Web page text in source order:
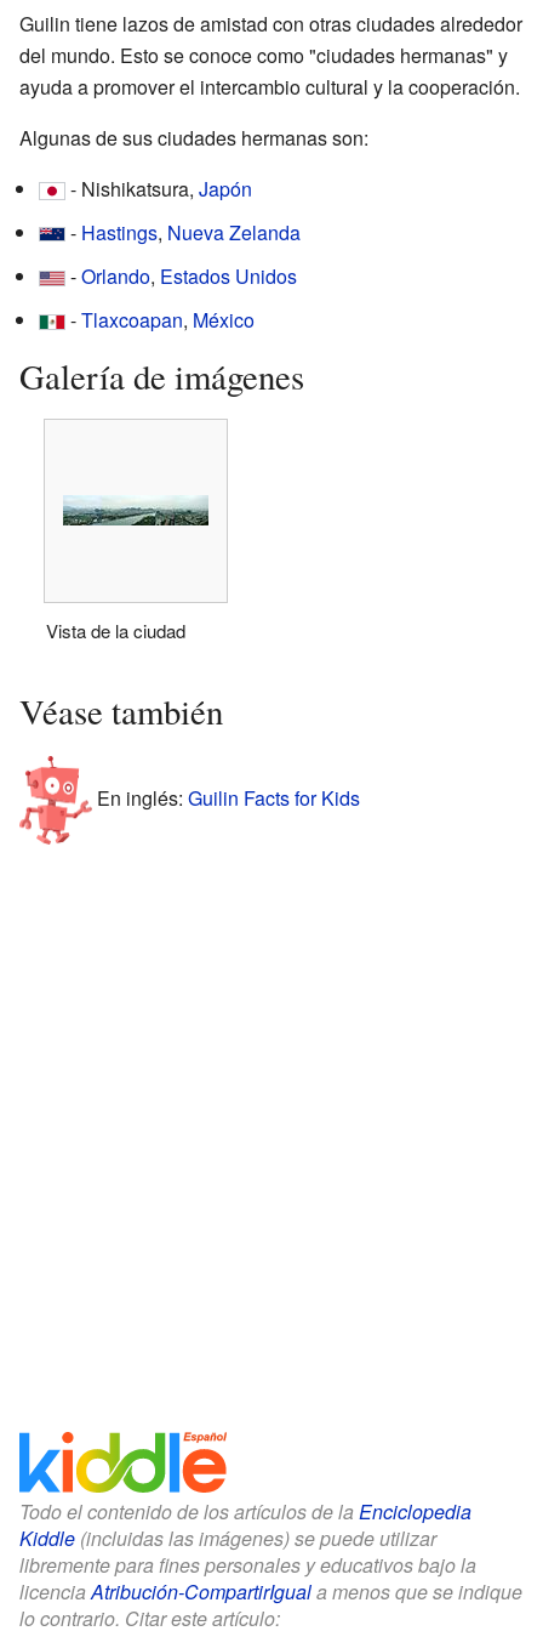
Guilin tiene lazos de amistad con otras ciudades alrededor
del mundo. Esto se conoce como "ciudades hermanas" y
ayuda a promover el intercambio cultural y la cooperación.
Algunas de sus ciudades hermanas son:
- Nishikatsura, Japón
- Hastings, Nueva Zelanda
-Orlando, Estados Unidos
-Tlaxcoapan, México
Galería de imágenes
Vista de la ciudad
Véase también
En inglés: Guilin Facts for Kids
Todo el contenido de los artículos de la Enciclopedia
Kiddle (incluidas las imágenes) se puede utilizar
libremente para fines personales y educativos bajo la
licenciaAtribución-CompartirIguala menos que se indique
lo contrario. Citar este artículo: